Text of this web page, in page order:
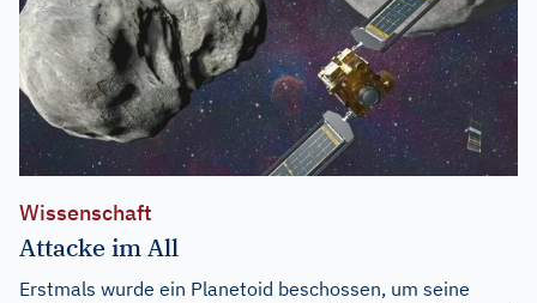
Wissenschaft
Attacke im All
Erstmals wurde ein Planetoid beschossen, um seine